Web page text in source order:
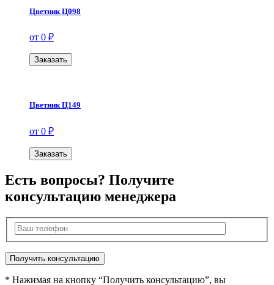
Цветник Ц098
от 0 ₽
Заказать
Цветник Ц149
от 0 ₽
Заказать
Есть вопросы? Получите
консультацию менеджера
* Нажимая на кнопку “Получить консультацию”, вы